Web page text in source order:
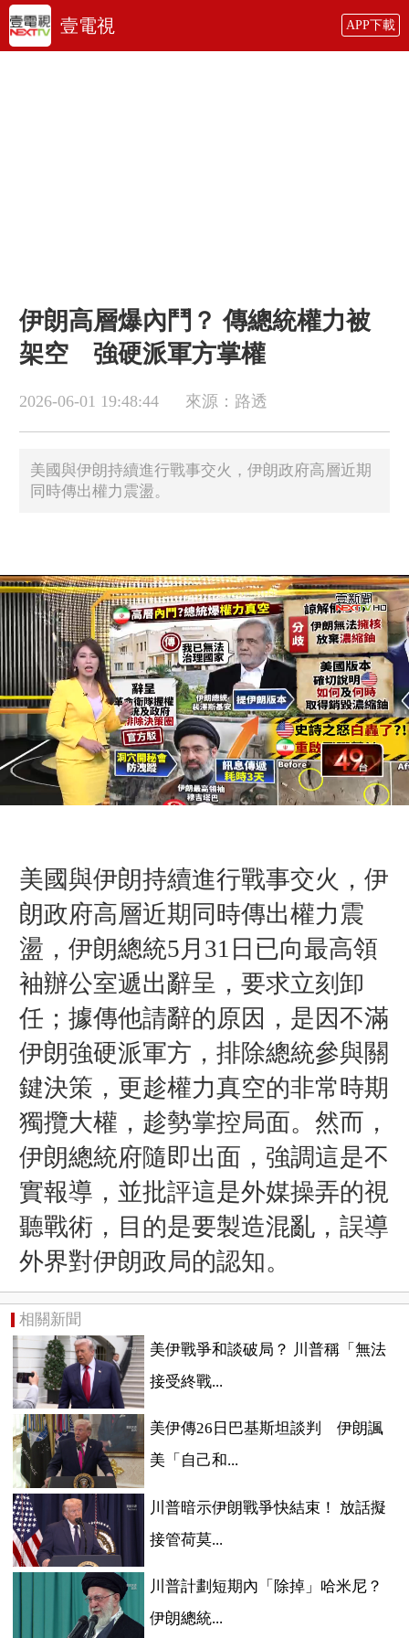
壹電視 APP下載
伊朗高層爆內鬥？ 傳總統權力被
架空 強硬派軍方掌權
2026-06-01 19:48:44 來源：路透
美國與伊朗持續進行戰事交火，伊朗政府高層近期
同時傳出權力震盪。
美國與伊朗持續進行戰事交火，伊
朗政府高層近期同時傳出權力震
盪，伊朗總統5月31日已向最高領
袖辦公室遞出辭呈，要求立刻卸
任； 據傳他請辭的原因，是因不滿
伊朗強硬派軍方，排除總統參與關
鍵決策，更趁權力真空的非常時期
獨攬大權，趁勢掌控局面。 然而，
伊朗總統府隨即出面，強調這是不
實報導，並批評這是外媒操弄的視
聽戰術，目的是要製造混亂，誤導
外界對伊朗政局的認知。
相關新聞
美伊戰爭和談破局？ 川普稱「無法
接受終戰...
美伊傳26日巴基斯坦談判 伊朗諷
美「自己和...
川普暗示伊朗戰爭快結束！ 放話擬
接管荷莫...
川普計劃短期內「除掉」哈米尼？
伊朗總統...